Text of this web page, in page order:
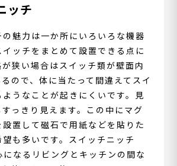
ッチ
魅力は一か所にいろいろな機器
ッチをまとめて設置できる点に
狭い場合はスイッチ類が壁面内
ので、体に当たって間違えてスイ
うなことが起きにくいです。見
っきり見えます。この中にマグ
置して磁石で用紙などを貼りた
も多いです。スイッチニッチ
なるリビングとキッチンの間な